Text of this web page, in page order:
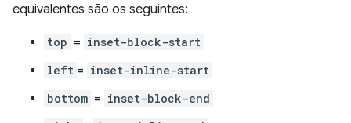
equivalentes são os seguintes:
top = inset-block-start
left = inset-inline-start
bottom = inset-block-end